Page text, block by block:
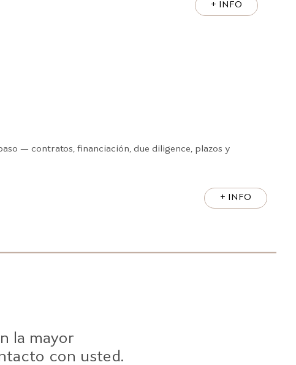
+ INFO
— contratos, financiación, due diligence, plazos y
+ INFO
la mayor
con usted.